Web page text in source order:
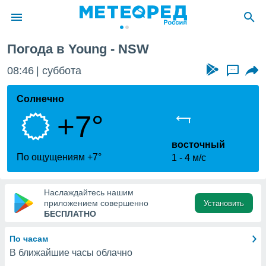
о
Вы можете
к этому
доступ
Погода в Young - NSW
08:46 суббота ...
Солнечно
+7°
По ощущениям +7°
восточный
1
4 м/с
Наслаждайтесь нашим
приложением совершенно
БЕСПЛАТНО
Установить
По часам
В ближайшие часы облачно